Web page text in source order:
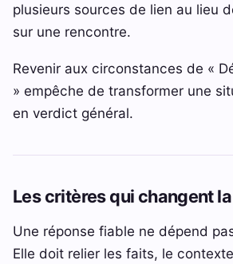
plusieurs sources de lien au lieu
sur une rencontre.
Revenir aux circonstances de «
» empêche de transformer une
en verdict général.
Les critères qui changent
Une réponse fiable ne dépend
Elle doit relier les faits, le